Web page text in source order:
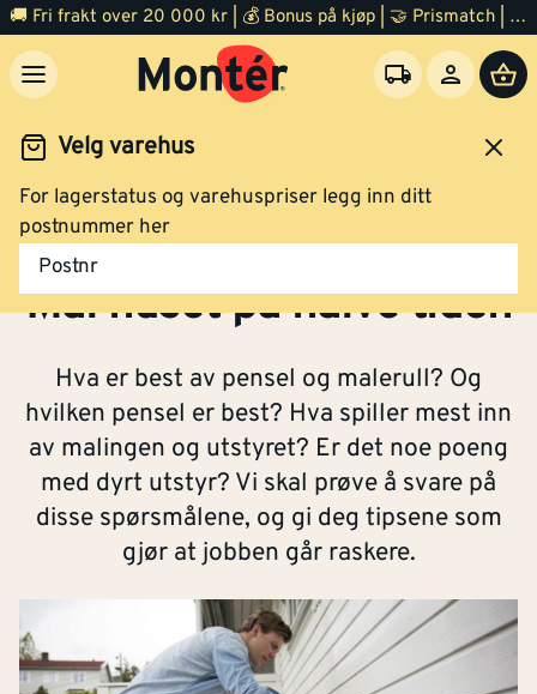
🚚 Fri frakt over 20 000 kr | 💰 Bonus på kjøp | 🤝 Prismatch | ⭐ 100% fornøyd garanti | 🏪 140 byggevarehus
Velg varehus
For lagerstatus og varehuspriser legg inn ditt
postnummer her
Postnr
Utendørsmaling
Mal huset på halve tiden
Hva er best av pensel og malerull? Og
hvilken pensel er best? Hva spiller mest inn
av malingen og utstyret? Er det noe poeng
med dyrt utstyr? Vi skal prøve å svare på
disse spørsmålene, og gi deg tipsene som
gjør at jobben går raskere.